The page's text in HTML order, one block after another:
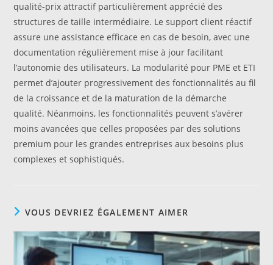
qualité-prix attractif particulièrement apprécié des
structures de taille intermédiaire. Le support client réactif
assure une assistance efficace en cas de besoin, avec une
documentation régulièrement mise à jour facilitant
l’autonomie des utilisateurs. La modularité pour PME et ETI
permet d’ajouter progressivement des fonctionnalités au fil
de la croissance et de la maturation de la démarche
qualité. Néanmoins, les fonctionnalités peuvent s’avérer
moins avancées que celles proposées par des solutions
premium pour les grandes entreprises aux besoins plus
complexes et sophistiqués.
VOUS DEVRIEZ ÉGALEMENT AIMER